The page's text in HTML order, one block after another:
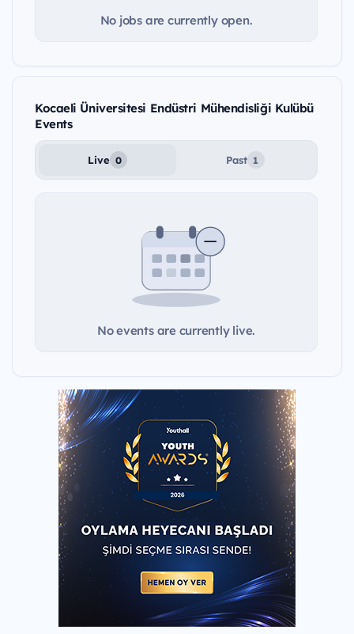
No jobs are currently open.
Kocaeli Üniversitesi Endüstri Mühendisliği Kulübü
Events
Live 0 Past 1
No events are currently live.